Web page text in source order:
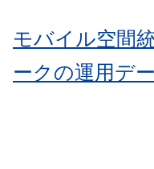
モバイル空間
ークの運用デ